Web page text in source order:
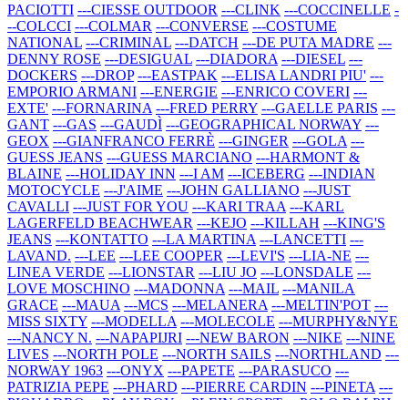
PACIOTTI ---CIESSE OUTDOOR ---CLINK ---COCCINELLE -
--COLCCI ---COLMAR ---CONVERSE ---COSTUME
NATIONAL ---CRIMINAL ---DATCH ---DE PUTA MADRE ---
DENNY ROSE ---DESIGUAL ---DIADORA ---DIESEL ---
DOCKERS ---DROP ---EASTPAK ---ELISA LANDRI PIU' ---
EMPORIO ARMANI ---ENERGIE ---ENRICO COVERI ---
EXTE' ---FORNARINA ---FRED PERRY ---GAELLE PARIS ---
GANT ---GAS ---GAUDÌ ---GEOGRAPHICAL NORWAY ---
GEOX ---GIANFRANCO FERRÈ ---GINGER ---GOLA ---
GUESS JEANS ---GUESS MARCIANO ---HARMONT &
BLAINE ---HOLIDAY INN ---I AM ---ICEBERG ---INDIAN
MOTOCYCLE ---J'AIME ---JOHN GALLIANO ---JUST
CAVALLI ---JUST FOR YOU ---KARI TRAA ---KARL
LAGERFELD BEACHWEAR ---KEJO ---KILLAH ---KING'S
JEANS ---KONTATTO ---LA MARTINA ---LANCETTI ---
LAVAND. ---LEE ---LEE COOPER ---LEVI'S ---LIA-NE ---
LINEA VERDE ---LIONSTAR ---LIU JO ---LONSDALE ---
LOVE MOSCHINO ---MADONNA ---MAIL ---MANILA
GRACE ---MAUA ---MCS ---MELANERA ---MELTIN'POT ---
MISS SIXTY ---MODELLA ---MOLECOLE ---MURPHY&NYE
---NANCY N. ---NAPAPIJRI ---NEW BARON ---NIKE ---NINE
LIVES ---NORTH POLE ---NORTH SAILS ---NORTHLAND ---
NORWAY 1963 ---ONYX ---PAPETE ---PARASUCO ---
PATRIZIA PEPE ---PHARD ---PIERRE CARDIN ---PINETA ---